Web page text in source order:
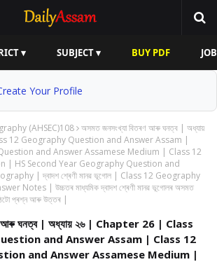
▾ SUBJECT ▾ BUY PDF
Your Profile
(AHSEC)108 অসমত জনসংখ্যা বিতৰণ আৰু ঘনত্ব | অধ্যায়
12 Geography Question and Answer Assam |
and Answer Assamese Medium | Class 12
| HS Second Year Geography Question and
| দ্বাদশ শ্ৰেণী মানৱ ভূগোল | Class 12 Geography
Notes | উচ্চতৰ মাধ্যমিক দ্বাদশ শ্ৰেণী মানৱ ভূগোলৰ অসমত
প্ৰশ্ন আৰু উত্তৰ |
আৰু ঘনত্ব | অধ্যায় ২৬ | Chapter 26 | Class
and Answer Assam | Class 12
and Answer Assamese Medium |